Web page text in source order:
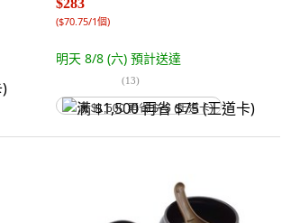
$283
($70.75/1個)
明天 8/8 (六) 預計送達
(13)
满 $1,500 再省 $75 (王道卡)